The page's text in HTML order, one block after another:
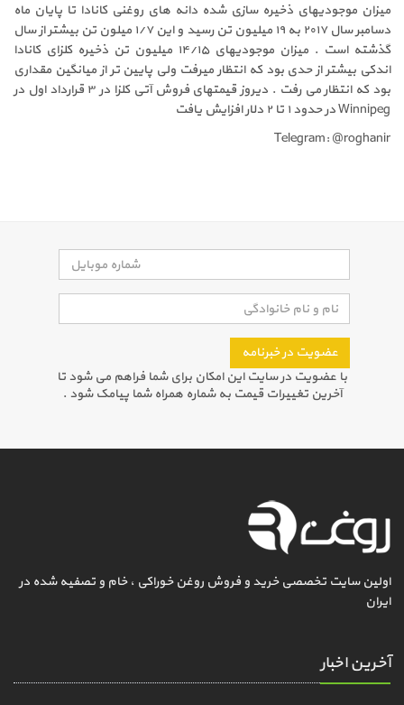
میزان موجودیهای ذخیره سازی شده دانه های روغنی کانادا تا پایان ماه
دسامبر سال ۲۰۱۷ به ۱۹ میلیون تن رسید و این ۱/۷ میلون تن بیشتر از سال
گذشته است . میزان موجودیهای ۱۴/۱۵ میلیون تن ذخیره کلزای کانادا
اندکی بیشتر از حدی بود که انتظار میرفت ولی پایین تر از میانگین مقداری
بود که انتظار می رفت . دیروز قیمتهای فروش آتی کلزا در ۳ قرارداد اول در
Winnipeg در حدود ۱ تا ۲ دلار افزایش یافت
Telegram: @roghanir
عضویت در خبرنامه
با عضویت در سایت این امکان برای شما فراهم می شود تا
آخرین تغییرات قیمت به شماره همراه شما پیامک شود .
اولین سایت تخصصی خرید و فروش روغن خوراکی ، خام و تصفیه شده در
ایران
آخرین اخبار